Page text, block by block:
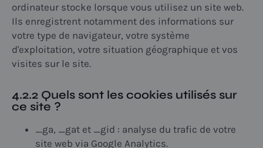
ordinateur stocke lorsque vous utilisez un site web.
Ils enregistrent notamment des informations sur
votre type de navigateur, votre système
d'exploitation, votre situation géographique et vos
visites sur le site.
4.2.2 Quels sont les cookies utilisés sur
ce site ?
_ga, _gat et _gid : analyse du trafic de votre
site web via Google Analytics.